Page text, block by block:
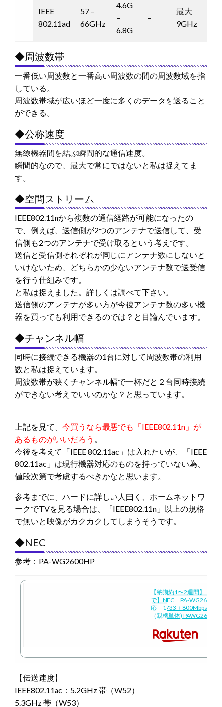
IEEE
802.11ad
57 –
66GHz
4.6G
–
6.8G
–
最大
9GHz
◆周波数帯
一番低い周波数と一番高い周波数の間の周波数域を指
している。
周波数帯域が広いほど一度に多くのデータを送ること
ができる。
◆公称速度
無線機器間を結ぶ瞬間的な通信速度。
瞬間的なので、最大で常にではないと私は捉えてま
す。
◆空間ストリーム
IEEE802.11nから複数の通信経路が可能になったの
で、例えば、送信側が2つのアンテナで送信して、受
信側も2つのアンテナで受け取るという考えです。
送信と受信側それぞれが同じにアンテナ数にしないと
いけないため、どちらかの少ないアンテナ数で送受信
を行う仕組みです。
と私は捉えました。詳しくは調べて下さい。
送信側のアンテナが多い方が今後アンテナ数の多い機
器を買っても利用できるのでは？と目論んでいます。
◆チャンネル幅
同時に接続できる機器の1台に対して周波数帯の利用
数と私は捉えています。
周波数帯が狭くチャンネル幅で一杯だと２台同時接続
ができない考えでいいのかな？と思っています。
上記を見て、 今買うなら最悪でも「IEEE802.11n」が
あるものがいいだろう 。
今後を考えて「IEEE 802.11ac」は入れたいが、「IEEE
802.11ac」は現行機器対応のものを持っていない為、
値段次第で考慮するべきかなと思います。
参考までに、ハードに詳しい人曰く、ホームネットワ
ークでTVを見る場合は、「IEEE802.11n」以上の規格
で無いと映像がカクカクしてしまうそうです。
◆NEC
参考：PA-WG2600HP
【納期約1〜2週間】【お
で】NEC PA-
応 1733＋800Mbps 無
（親機単体)
【伝送速度】
IEEE802.11ac：5.2GHz 帯（W52）
5.3GHz 帯（W53）